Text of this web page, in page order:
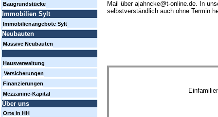
Mail über ajahncke@t-online.de. In
selbstverständlich auch ohne Termin
Baugrundstücke
Immobilien Sylt
Immobilienangebote Sylt
Neubauten
Massive Neubauten
Hausverwaltung
Versicherungen
Finanzierungen
Mezzanine-Kapital
Über uns
Orte in HH